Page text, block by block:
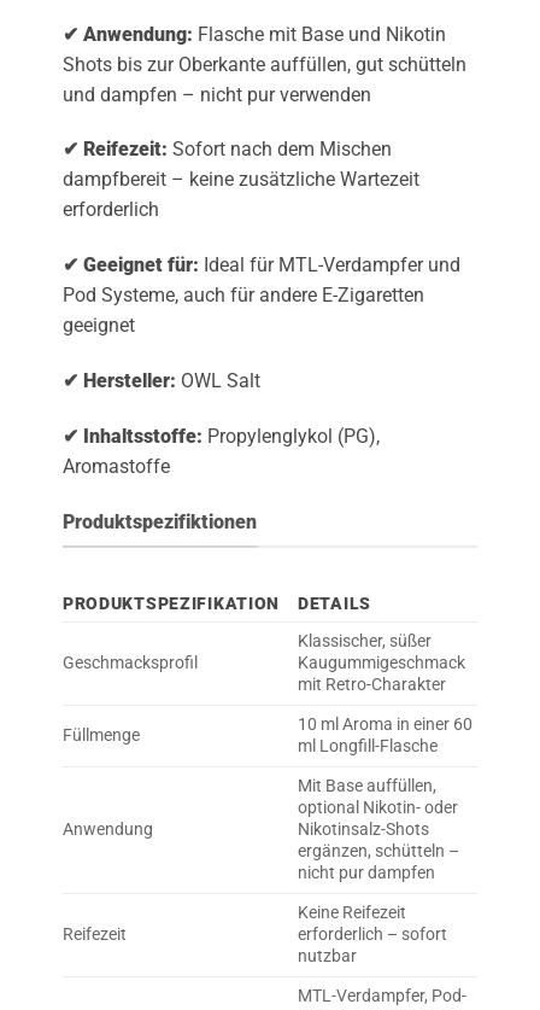
✔ Anwendung: Flasche mit Base und Nikotin
Shots bis zur Oberkante auffüllen, gut schütteln
und dampfen – nicht pur verwenden
✔ Reifezeit: Sofort nach dem Mischen
dampfbereit – keine zusätzliche Wartezeit
erforderlich
✔ Geeignet für: Ideal für MTL-Verdampfer und
Pod Systeme, auch für andere E-Zigaretten
geeignet
✔ Hersteller: OWL Salt
✔ Inhaltsstoffe: Propylenglykol (PG),
Aromastoffe
Produktspezifiktionen
PRODUKTSPEZIFIKATION DETAILS
Geschmacksprofil
Klassischer, süßer
Kaugummigeschmack
mit Retro-Charakter
Füllmenge
10 ml Aroma in einer 60
ml Longfill-Flasche
Anwendung
Mit Base auffüllen,
optional Nikotin- oder
Nikotinsalz-Shots
ergänzen, schütteln –
nicht pur dampfen
Reifezeit
Keine Reifezeit
erforderlich – sofort
nutzbar
MTL-Verdampfer, Pod-